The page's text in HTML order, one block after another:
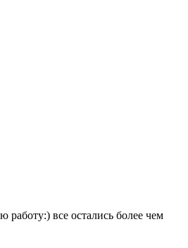
работу:) все остались более чем